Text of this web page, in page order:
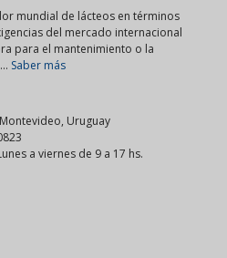
mundial de lácteos en términos
del mercado internacional
para el mantenimiento o la
Saber más
Uruguay
a viernes de 9 a 17 hs.